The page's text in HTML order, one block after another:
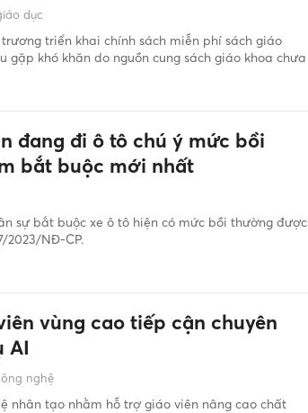
dục
triển khai chính sách miễn phí sách giáo
gặp khó khăn do nguồn cung sách giáo khoa chưa
đang đi ô tô chú ý mức bồi
bắt buộc mới nhất
sự bắt buộc xe ô tô hiện có mức bồi thường được
2023/NĐ-CP.
vùng cao tiếp cận chuyên
AI
nghệ
nhân tạo nhằm hỗ trợ giáo viên nâng cao chất